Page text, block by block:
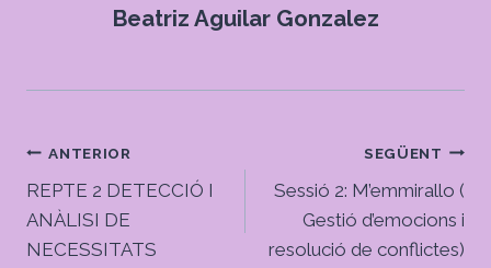
Beatriz Aguilar Gonzalez
Navegació
d'entrades
ANTERIOR
REPTE 2 DETECCIÓ I
ANÀLISI DE
NECESSITATS
SEGÜENT
Sessió 2: M’emmirallo (
Gestió d’emocions i
resolució de conflictes)